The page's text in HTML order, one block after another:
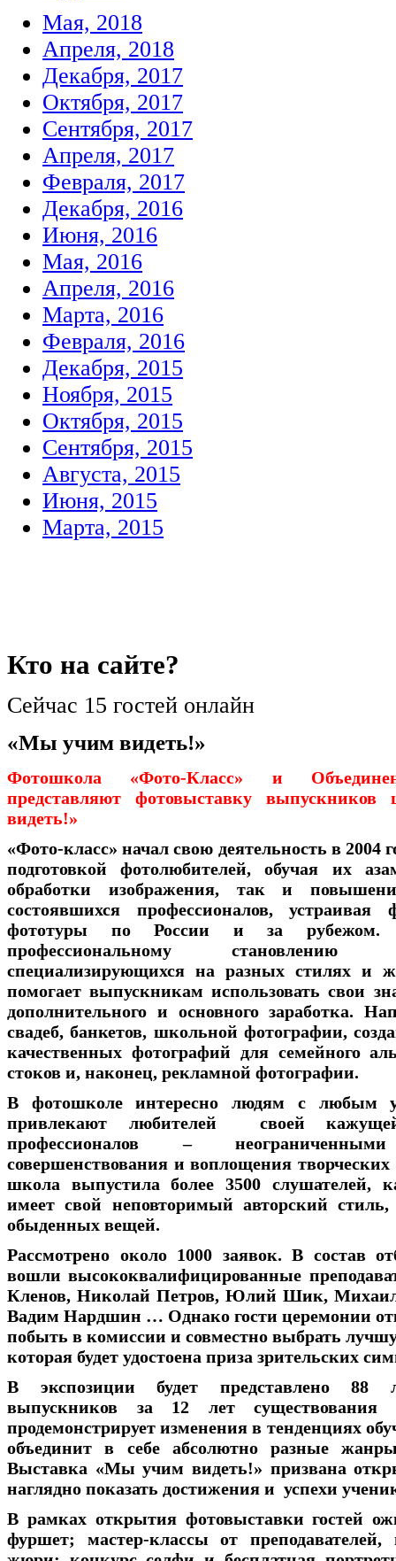
Мая, 2018
Апреля, 2018
Декабря, 2017
Октября, 2017
Сентября, 2017
Апреля, 2017
Февраля, 2017
Декабря, 2016
Июня, 2016
Мая, 2016
Апреля, 2016
Марта, 2016
Февраля, 2016
Декабря, 2015
Ноября, 2015
Октября, 2015
Сентября, 2015
Августа, 2015
Июня, 2015
Марта, 2015
Кто на сайте?
Сейчас 15 гостей онлайн
«Мы учим видеть!»
Фотошкола «Фото-Класс» и
представляют фотовыставку
видеть!»
«Фото-класс» начал свою деятельность в 2004
подготовкой фотолюбителей, обучая их
обработки изображения, так и
состоявшихся профессионалов,
фототуры по России и за рубежом.
профессиональному
специализирующихся на разных стилях и
помогает выпускникам использовать свои
дополнительного и основного заработка.
свадеб, банкетов, школьной фотографии,
качественных фотографий для семейного
стоков и, наконец, рекламной фотографии.
В фотошколе интересно людям с любым
привлекают любителей своей
профессионалов –
совершенствования и воплощения
школа выпустила более 3500 слушателей,
имеет свой неповторимый авторский
обыденных вещей.
Рассмотрено около 1000 заявок. В состав
вошли высококвалифицированные
Кленов, Николай Петров, Юлий Шик,
Вадим Нардшин … Однако гости церемонии
побыть в комиссии и совместно выбрать
которая будет удостоена приза зрительских
В экспозиции будет представлено 88
выпускников за 12 лет
продемонстрирует изменения в тенденциях
объединит в себе абсолютно разные
Выставка «Мы учим видеть!» призвана
наглядно показать достижения и успехи
В рамках открытия фотовыставки гостей
фуршет; мастер-классы от